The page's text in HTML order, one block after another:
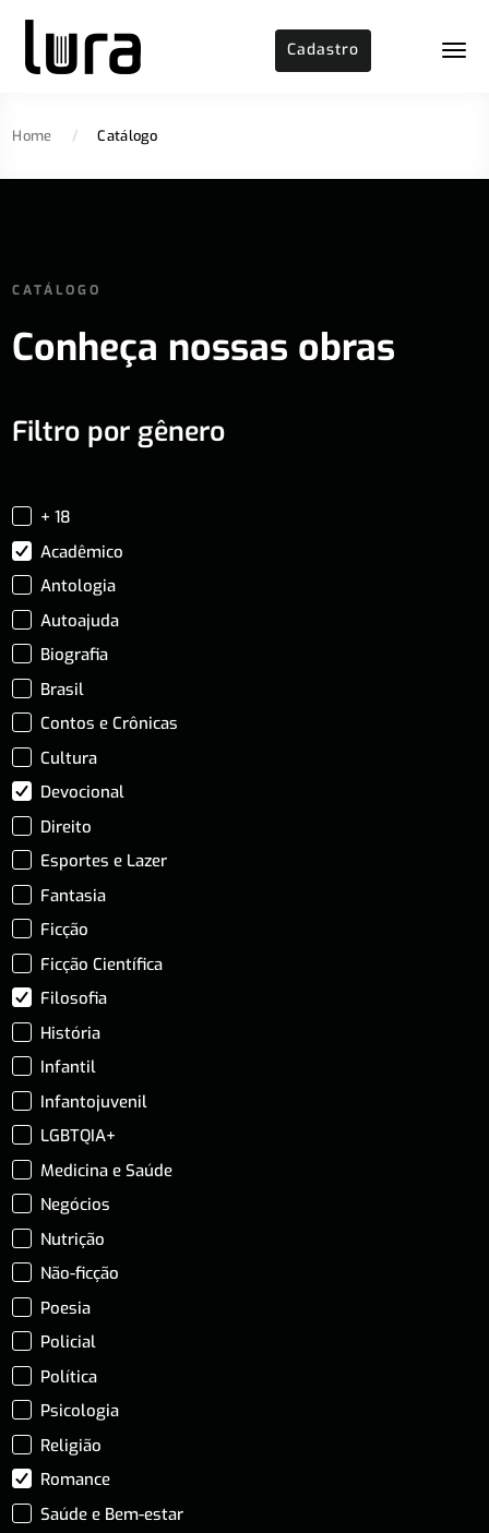
Cadastro
Home / Catálogo
CATÁLOGO
Conheça nossas obras
Filtro por gênero
+ 18
Acadêmico
Antologia
Autoajuda
Biografia
Brasil
Contos e Crônicas
Cultura
Devocional
Direito
Esportes e Lazer
Fantasia
Ficção
Ficção Científica
Filosofia
História
Infantil
Infantojuvenil
LGBTQIA+
Medicina e Saúde
Negócios
Nutrição
Não-ficção
Poesia
Policial
Política
Psicologia
Religião
Romance
Saúde e Bem-estar